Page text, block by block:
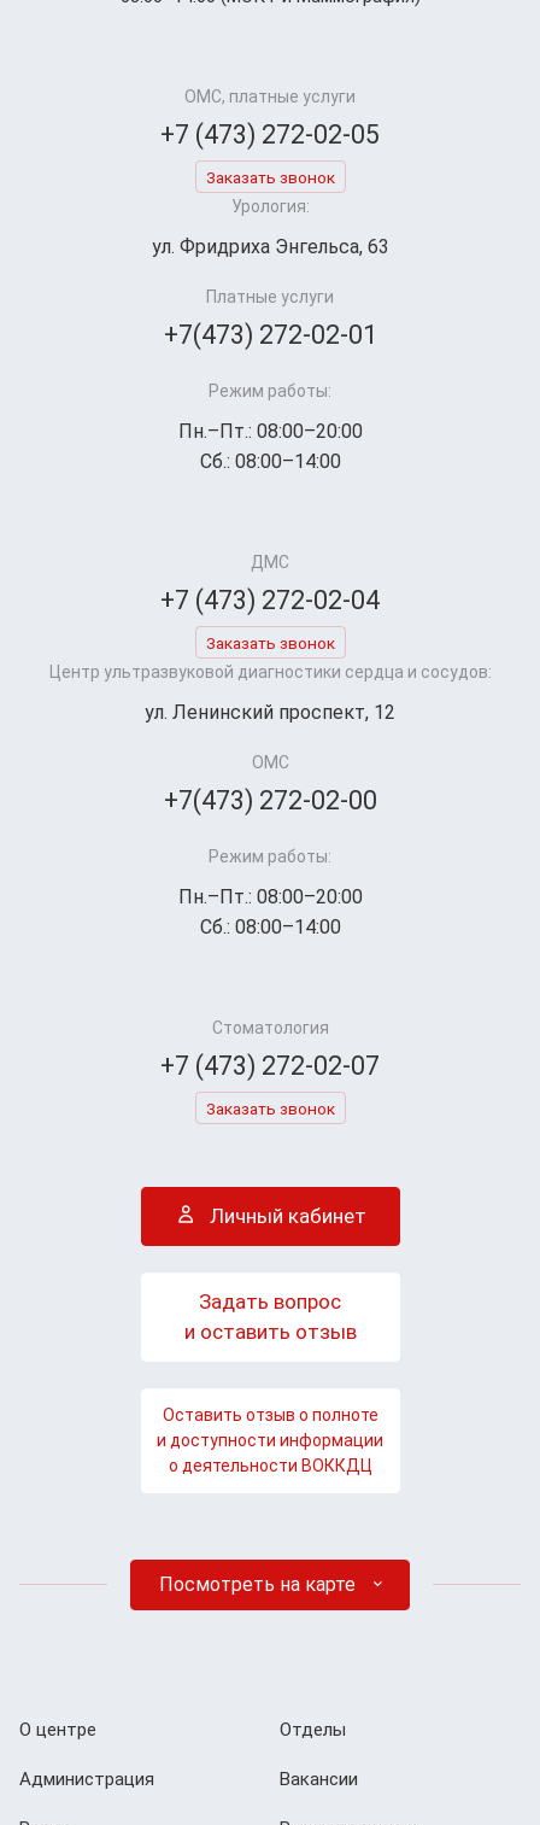
ОМС, платные услуги
+7 (473) 272-02-05
Заказать звонок
Урология:
ул. Фридриха Энгельса, 63
Платные услуги
+7(473) 272-02-01
Режим работы:
Пн.–Пт.: 08:00–20:00
Сб.: 08:00–14:00
ДМС
+7 (473) 272-02-04
Заказать звонок
Центр ультразвуковой диагностики сердца и сосудов:
ул. Ленинский проспект, 12
ОМС
+7(473) 272-02-00
Режим работы:
Пн.–Пт.: 08:00–20:00
Сб.: 08:00–14:00
Стоматология
+7 (473) 272-02-07
Заказать звонок
Личный кабинет
Задать вопрос
и оставить отзыв
Оставить отзыв о полноте
и доступности информации
о деятельности ВОККДЦ
Посмотреть на карте
О центре
Администрация
Отделы
Вакансии